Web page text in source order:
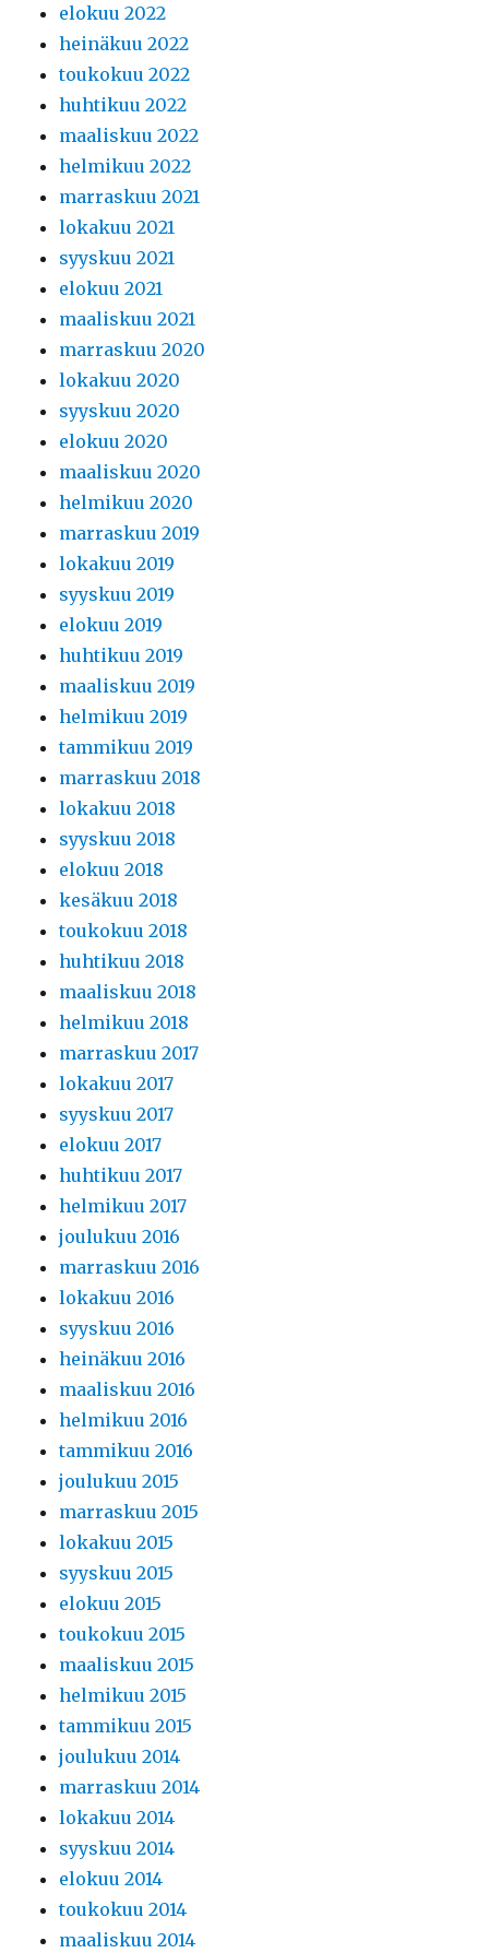
elokuu 2022
heinäkuu 2022
toukokuu 2022
huhtikuu 2022
maaliskuu 2022
helmikuu 2022
marraskuu 2021
lokakuu 2021
syyskuu 2021
elokuu 2021
maaliskuu 2021
marraskuu 2020
lokakuu 2020
syyskuu 2020
elokuu 2020
maaliskuu 2020
helmikuu 2020
marraskuu 2019
lokakuu 2019
syyskuu 2019
elokuu 2019
huhtikuu 2019
maaliskuu 2019
helmikuu 2019
tammikuu 2019
marraskuu 2018
lokakuu 2018
syyskuu 2018
elokuu 2018
kesäkuu 2018
toukokuu 2018
huhtikuu 2018
maaliskuu 2018
helmikuu 2018
marraskuu 2017
lokakuu 2017
syyskuu 2017
elokuu 2017
huhtikuu 2017
helmikuu 2017
joulukuu 2016
marraskuu 2016
lokakuu 2016
syyskuu 2016
heinäkuu 2016
maaliskuu 2016
helmikuu 2016
tammikuu 2016
joulukuu 2015
marraskuu 2015
lokakuu 2015
syyskuu 2015
elokuu 2015
toukokuu 2015
maaliskuu 2015
helmikuu 2015
tammikuu 2015
joulukuu 2014
marraskuu 2014
lokakuu 2014
syyskuu 2014
elokuu 2014
toukokuu 2014
maaliskuu 2014